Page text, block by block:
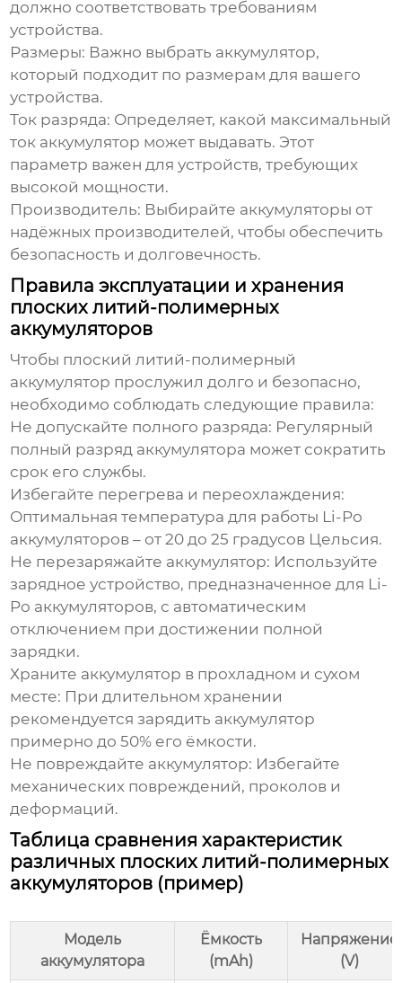
должно соответствовать требованиям
устройства.
Размеры: Важно выбрать аккумулятор,
который подходит по размерам для вашего
устройства.
Ток разряда: Определяет, какой максимальный
ток аккумулятор может выдавать. Этот
параметр важен для устройств, требующих
высокой мощности.
Производитель: Выбирайте аккумуляторы от
надёжных производителей, чтобы обеспечить
безопасность и долговечность.
Правила эксплуатации и хранения
плоских литий-полимерных
аккумуляторов
Чтобы плоский литий-полимерный
аккумулятор прослужил долго и безопасно,
необходимо соблюдать следующие правила:
Не допускайте полного разряда: Регулярный
полный разряд аккумулятора может сократить
срок его службы.
Избегайте перегрева и переохлаждения:
Оптимальная температура для работы Li-Po
аккумуляторов – от 20 до 25 градусов Цельсия.
Не перезаряжайте аккумулятор: Используйте
зарядное устройство, предназначенное для Li-
Po аккумуляторов, с автоматическим
отключением при достижении полной
зарядки.
Храните аккумулятор в прохладном и сухом
месте: При длительном хранении
рекомендуется зарядить аккумулятор
примерно до 50% его ёмкости.
Не повреждайте аккумулятор: Избегайте
механических повреждений, проколов и
деформаций.
Таблица сравнения характеристик
различных плоских литий-полимерных
аккумуляторов (пример)
Модель
аккумулятора
Ёмкость
(mAh)
Напряжение
(V)